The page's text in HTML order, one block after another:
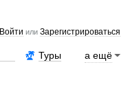
Войти илиЗарегистрироваться
а ещё
Туры